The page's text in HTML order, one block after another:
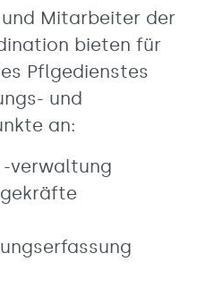
Mitarbeiter der
bieten für
Pflgedienstes
und
an:
-verwaltung